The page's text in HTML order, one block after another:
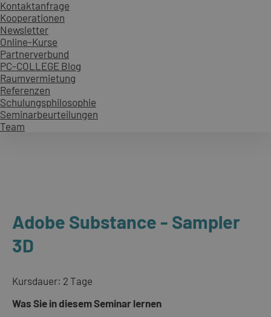
Kontaktanfrage
Kooperationen
Newsletter
Online-Kurse
Partnerverbund
PC-COLLEGE Blog
Raumvermietung
Referenzen
Schulungsphilosophie
Seminarbeurteilungen
Team
Adobe Substance - Sampler
3D
Kursdauer: 2 Tage
Was Sie in diesem Seminar lernen